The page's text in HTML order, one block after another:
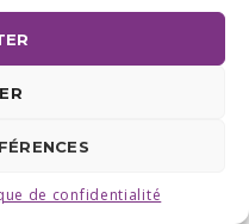
de confidentialité